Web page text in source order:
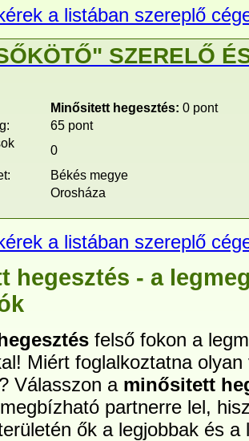
a listában szereplő
SZERELŐ
Minősitett hegesztés: 0 pont
65 pont
0
Békés megye
Orosháza
a listában szereplő
hegesztés - a
felső fokon a
Miért foglalkoztatna
Válasszon a minősitett
partnerre lel,
ők a legjobbak és a